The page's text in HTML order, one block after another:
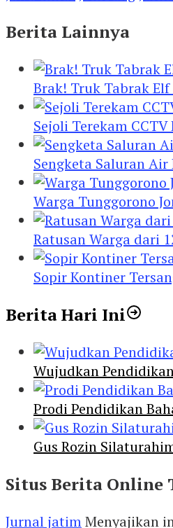
Berita Lainnya
Brak! Truk Tabrak
Sejoli Terekam
Sengketa Saluran
Warga Tunggorono
Ratusan Warga dari
Sopir Kontiner
Berita Hari Ini
Wujudkan
Prodi Pendidikan
Gus Rozin
Situs Berita Online
Jurnal jatimMenyajikan